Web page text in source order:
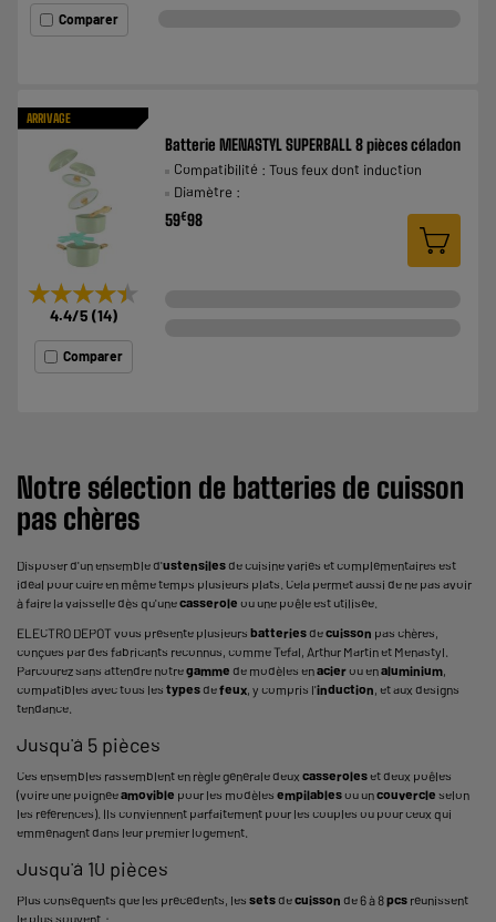
Comparer
ARRIVAGE
★★★★★
★★★★★
4.4/5 (14)
Comparer
Batterie MENASTYL SUPERBALL 8 pièces céladon
Compatibilité : Tous feux dont induction
Diamètre :
59€98
Notre sélection de batteries de cuisson
pas chères
Disposer d'un ensemble d'ustensilesde cuisine variés et complémentaires est
idéal pour cuire en même temps plusieurs plats. Cela permet aussi de ne pas avoir
à faire la vaisselle dès qu'unecasserole ou une poêle est utilisée.
ELECTRO DEPOT vous présente plusieurs batteriesdecuisson pas chères,
conçues par des fabricants reconnus, comme Tefal, Arthur Martin et Menastyl.
Parcourez sans attendre notregamme de modèles enacierou enaluminium
compatibles avec tous les typesdefeux , y compris l'induction , et aux designs
tendance.
Jusqu'à 5 pièces
Ces ensembles rassemblent en règle générale deux casseroleset deux poêles
(voire une poignéeamovible pour les modèles empilablesou uncouvercle selon
les références). Ils conviennent parfaitement pour les couples ou pour ceux qui
emménagent dans leur premier logement.
Jusqu'à 10 pièces
Plus conséquents que les précédents, les setsdecuisson de 6 à 8pcs réunissent
le plus souvent :